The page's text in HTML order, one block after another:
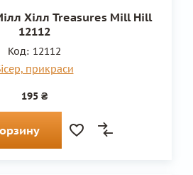
Хілл Treasures Mill Hill
12112
Код: 12112
прикраси
195 ₴